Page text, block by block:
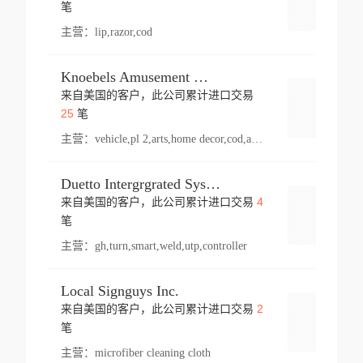
笔
主营： lip,razor,cod
Knoebels Amusement Resort
来自美国的客户，此公司累计进口交易
25笔
主营： vehicle,pl 2,arts,home decor,cod,amusement ride,sea
Duetto Intergrgrated Systems Inc.
来自美国的客户，此公司累计进口交易 4
笔
主营： gh,turn,smart,weld,utp,controller
Local Signguys Inc.
来自美国的客户，此公司累计进口交易 2
笔
主营： microfiber cleaning cloth